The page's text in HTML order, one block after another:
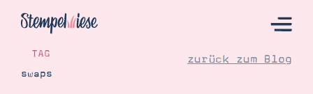
TAG
swaps
zurück zum Blog